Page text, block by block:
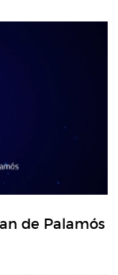
de Palamós